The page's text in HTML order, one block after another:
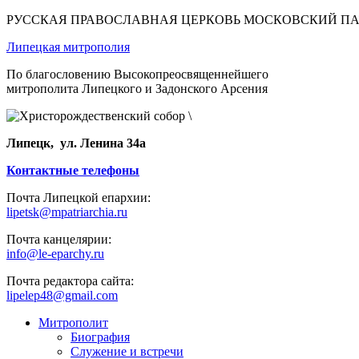
РУССКАЯ ПРАВОСЛАВНАЯ ЦЕРКОВЬ МОСКОВСКИЙ
Липецкая митрополия
По благословению Высокопреосвященнейшего
митрополита Липецкого и Задонского Арсения
Липецк, ул. Ленина 34а
Контактные телефоны
Почта Липецкой епархии:
lipetsk@mpatriarchia.ru
Почта канцелярии:
info@le-eparchy.ru
Почта редактора сайта:
lipelep48@gmail.com
Митрополит
Биография
Служение и встречи